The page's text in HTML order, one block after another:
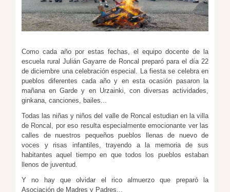
Como cada año por estas fechas, el equipo docente de la
escuela rural Julián Gayarre de Roncal preparó para el día 22
de diciembre una celebración especial. La fiesta se celebra en
pueblos diferentes cada año y en esta ocasión pasaron la
mañana en Garde y en Urzainki, con diversas actividades,
ginkana, canciones, bailes...
Todas las niñas y niños del valle de Roncal estudian en la villa
de Roncal, por eso resulta especialmente emocionante ver las
calles de nuestros pequeños pueblos llenas de nuevo de
voces y risas infantiles, trayendo a la memoria de sus
habitantes aquel tiempo en que todos los pueblos estaban
llenos de juventud.
Y no hay que olvidar el rico almuerzo que preparó la
Asociación de Madres y Padres...